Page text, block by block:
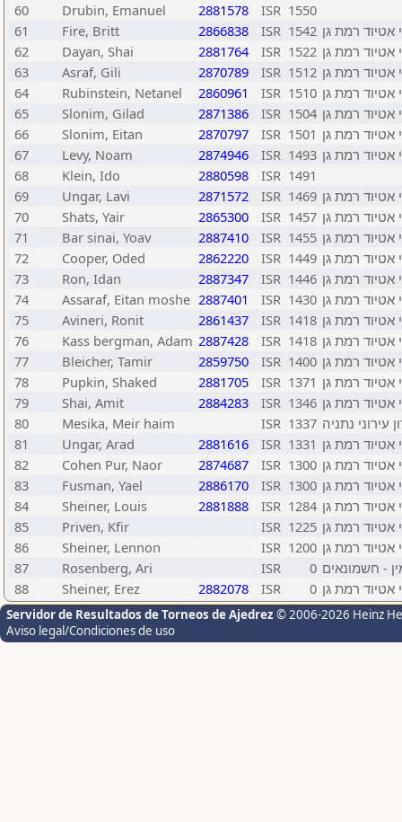
60
Drubin, Emanuel 2881578 ISR 1550
61
Fire, Britt 2866838 ISR 1542 אטיוד רמת גן
62
Dayan, Shai 2881764 ISR 1522 אטיוד רמת גן
63
Asraf, Gili 2870789 ISR 1512 אטיוד רמת גן
64
Rubinstein, Netanel 2860961 ISR 1510 אטיוד רמת גן
65
Slonim, Gilad 2871386 ISR 1504 אטיוד רמת גן
66
Slonim, Eitan 2870797 ISR 1501 אטיוד רמת גן
67
Levy, Noam 2874946 ISR 1493 אטיוד רמת גן
68
Klein, Ido 2880598 ISR 1491
69
Ungar, Lavi 2871572 ISR 1469 אטיוד רמת גן
70
Shats, Yair 2865300 ISR 1457 אטיוד רמת גן
71
Bar sinai, Yoav 2887410 ISR 1455 אטיוד רמת גן
72
Cooper, Oded 2862220 ISR 1449 אטיוד רמת גן
73
Ron, Idan 2887347 ISR 1446 אטיוד רמת גן
74
Assaraf, Eitan moshe 2887401 ISR 1430 אטיוד רמת גן
75
Avineri, Ronit 2861437 ISR 1418 אטיוד רמת גן
76
Kass bergman, Adam 2887428 ISR 1418 אטיוד רמת גן
77
Bleicher, Tamir 2859750 ISR 1400 אטיוד רמת גן
78
Pupkin, Shaked 2881705 ISR 1371 אטיוד רמת גן
79
Shai, Amit 2884283 ISR 1346 אטיוד רמת גן
80
Mesika, Meir haim ISR 1337 עירוני נתניה
81
Ungar, Arad 2881616 ISR 1331 אטיוד רמת גן
82
Cohen Pur, Naor 2874687 ISR 1300 אטיוד רמת גן
83
Fusman, Yael 2886170 ISR 1300 אטיוד רמת גן
84
Sheiner, Louis 2881888 ISR 1284 אטיוד רמת גן
85
Priven, Kfir ISR 1225 אטיוד רמת גן
86
Sheiner, Lennon ISR 1200 אטיוד רמת גן
87
Rosenberg, Ari ISR 0 - חשמונאים
88
Sheiner, Erez 2882078 ISR 0 אטיוד רמת גן
Servidor de Resultados de Torneos de Ajedrez © 2006-2026 Heinz
Aviso legal/Condiciones de uso